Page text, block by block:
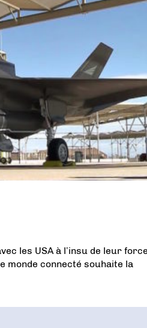
les USA à l’insu de leur
monde connecté souhaite la